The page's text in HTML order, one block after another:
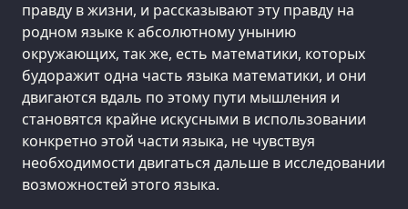
правду в жизни, и рассказывают эту правду на
родном языке к абсолютному унынию
окружающих, так же, есть математики, которых
будоражит одна часть языка математики, и они
двигаются вдаль по этому пути мышления и
становятся крайне искусными в использовании
конкретно этой части языка, не чувствуя
необходимости двигаться дальше в исследовании
возможностей этого языка.